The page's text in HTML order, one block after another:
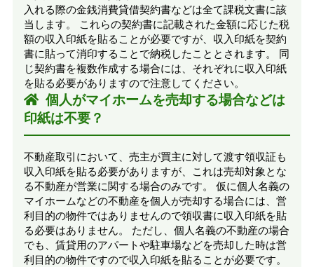
入れる際の金銭消費貸借契約書などは全て課税文書に該
当します。 これらの契約書に記載された金額に応じた税
額の収入印紙を貼ることが必要ですが、収入印紙を契約
書に貼って消印することで納税したこととされます。 同
じ契約書を複数作成する場合には、それぞれに収入印紙
を貼る必要がありますので注意してください。
個人がマイホームを売却する場合などは
印紙は不要？
不動産取引において、売主が買主に対して渡す領収証も
収入印紙を貼る必要がありますが、これは売却対象とな
る不動産が営業に関する場合のみです。 仮に個人名義の
マイホームなどの不動産を個人が売却する場合には、営
利目的の物件ではありませんので領収書に収入印紙を貼
る必要はありません。 ただし、個人名義の不動産の場合
でも、賃貸用のアパートや駐車場などを売却した時は営
利目的の物件ですので収入印紙を貼ることが必要です。